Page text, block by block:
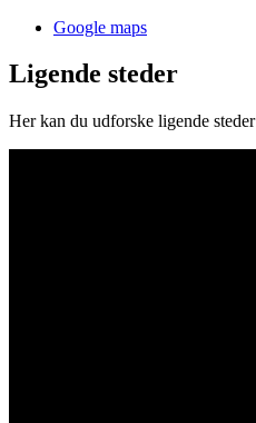
Google maps
Ligende steder
Her kan du udforske ligende steder